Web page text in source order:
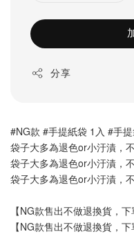
分享
#NG款 #手提紙袋 1入 #手
袋子大多為退色or小汙漬，
袋子大多為退色or小汙漬，
袋子大多為退色or小汙漬，
【NG款售出不做退換貨，下
【NG款售出不做退換貨，下